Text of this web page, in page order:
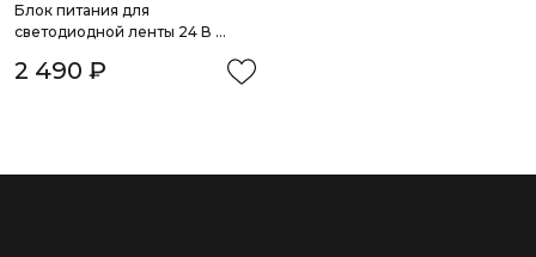
Блок питания для
светодиодной ленты 24 В
2 490 ₽